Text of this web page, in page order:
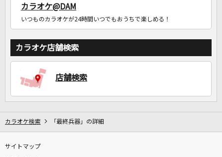
カラオケ@DAM
いつものカラオケが24時間いつでもおうちで楽しめる！
カラオケ店舗検索
店舗検索
カラオケ検索 「最終兵器」の詳細
サイトマップ